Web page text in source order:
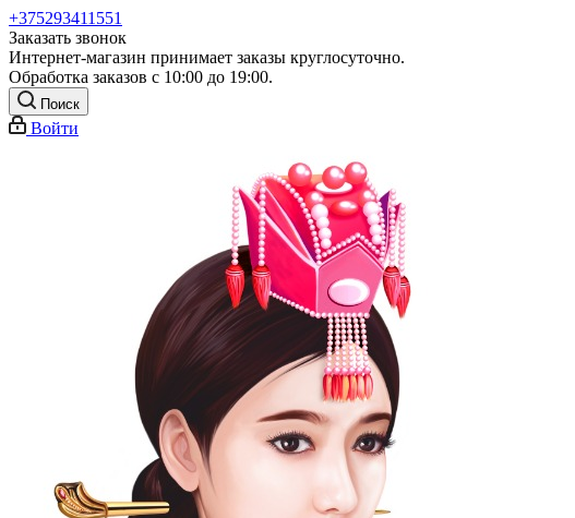
+375293411551
Заказать звонок
Интернет-магазин принимает заказы круглосуточно.
Обработка заказов с 10:00 до 19:00.
Поиск
Войти